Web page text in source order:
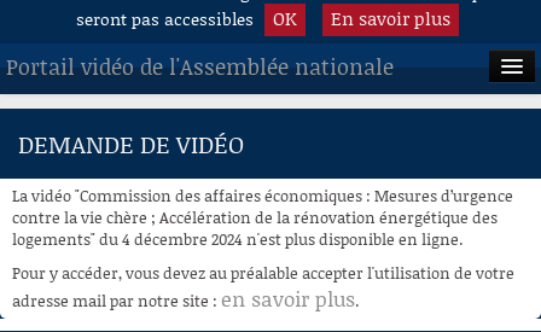
seront pas accessibles
OK En savoir plus
Portail vidéo de l'Assemblée nationale
ACCUEIL
À LA DEMANDE
RECHERCHE
AIDE À LA DÉCOUPE
DEMANDE DE VIDÉO
La vidéo "Commission des affaires économiques : Mesures d’urgence
contre la vie chère ; Accélération de la rénovation énergétique des
logements" du 4 décembre 2024 n'est plus disponible en ligne.
Pour y accéder, vous devez au préalable accepter l'utilisation de votre
adresse mail par notre site : en savoir plus.